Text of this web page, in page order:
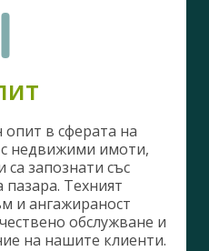
в сферата на
недвижими имоти,
запознати със
Техният
и ангажираност
обслужване и
на нашите клиенти.